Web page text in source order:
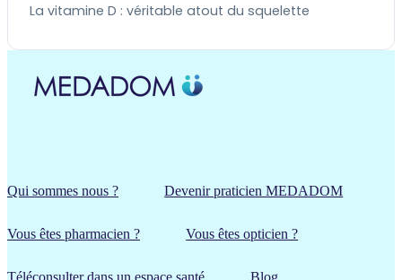
La vitamine D : véritable atout du squelette
Qui sommes nous ? Devenir praticien MEDADOM
Vous êtes pharmacien ? Vous êtes opticien ?
Téléconsulter dans un espace santé Blog